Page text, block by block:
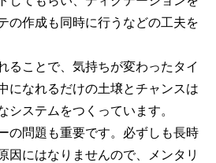
の作成も同時に行うなどの工夫を
ことで、気持ちが変わったタイ
になれるだけの土壌とチャンスは
システムをつくっています。
の問題も重要です。必ずしも長時
因にはなりませんので、メンタリ